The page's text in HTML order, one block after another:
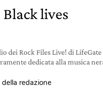
lives
dei Rock Files Live! di LifeGate
dedicata alla musica
della redazione